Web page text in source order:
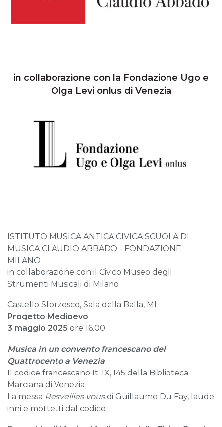
in collaborazione con la Fondazione Ugo e
Olga Levi onlus di Venezia
ISTITUTO MUSICA ANTICA CIVICA SCUOLA DI
MUSICA CLAUDIO ABBADO - FONDAZIONE
MILANO
in collaborazione con il Civico Museo degli
Strumenti Musicali di Milano
Castello Sforzesco, Sala della Balla, MI
Progetto Medioevo
3 maggio 2025 ore 16.00
Musica in un convento francescano del
Quattrocento a Venezia
Il codice francescano It. IX, 145 della Biblioteca
Marciana di Venezia
La messa Resvellies vousdi Guillaume Du Fay, laude
inni e mottetti dal codice